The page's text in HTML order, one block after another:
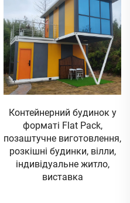
Контейнерний будинок у
форматі Flat Pack,
позаштучне виготовлення,
розкішні будинки, вілли,
індивідуальне житло,
виставка